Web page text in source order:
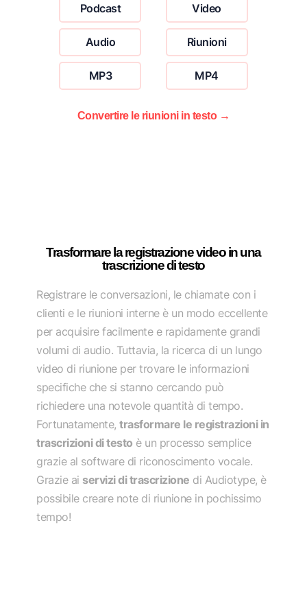
Podcast Video
Audio Riunioni
MP3 MP4
Convertire le riunioni in testo →
Trasformare la registrazione video in una
trascrizione di testo
Registrare le conversazioni, le chiamate con i
clienti e le riunioni interne è un modo eccellente
per acquisire facilmente e rapidamente grandi
volumi di audio. Tuttavia, la ricerca di un lungo
video di riunione per trovare le informazioni
specifiche che si stanno cercando può
richiedere una notevole quantità di tempo.
Fortunatamente,trasformare le registrazioni in
trascrizioni di testo è un processo semplice
grazie al software di riconoscimento vocale.
Grazie ai servizi di trascrizione di Audiotype, è
possibile creare note di riunione in pochissimo
tempo!